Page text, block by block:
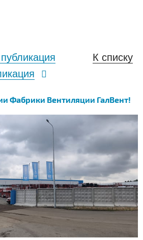
К списку
Фабрики Вентиляции ГалВент!